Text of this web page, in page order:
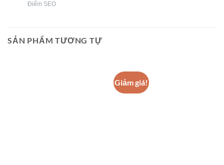
Điểm SEO
SẢN PHẨM TƯƠNG TỰ
Giảm giá!